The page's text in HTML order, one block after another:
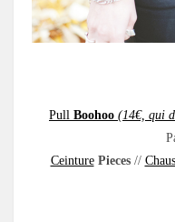
Pull Boohoo (14€, qui
Ceinture Pieces//